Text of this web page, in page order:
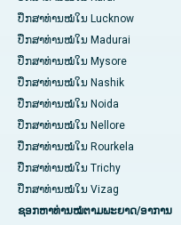
ປຶກສາທ່ານໝໍໃນ Lucknow
ປຶກສາທ່ານໝໍໃນ Madurai
ປຶກສາທ່ານໝໍໃນ Mysore
ປຶກສາທ່ານໝໍໃນ Nashik
ປຶກສາທ່ານໝໍໃນ Noida
ປຶກສາທ່ານໝໍໃນ Nellore
ປຶກສາທ່ານໝໍໃນ Rourkela
ປຶກສາທ່ານໝໍໃນ Trichy
ປຶກສາທ່ານໝໍໃນ Vizag
ຊອກຫາທ່ານໝໍຕາມພະຍາດ/ອາການ